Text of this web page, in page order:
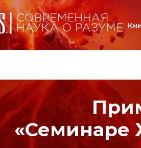
«Семинаре